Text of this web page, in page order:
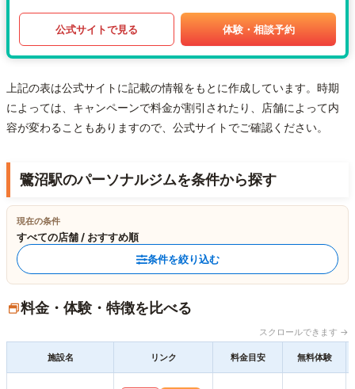
公式サイトで見る 体験・相談予約
上記の表は公式サイトに記載の情報をもとに作成しています。時期
によっては、キャンペーンで料金が割引されたり、店舗によって内
容が変わることもありますので、公式サイトでご確認ください。
鷺沼駅のパーソナルジムを条件から探す
現在の条件
すべての店舗 / おすすめ順
条件を絞り込む
料金・体験・特徴を比べる
スクロールできます →
施設名 リンク 料金目安 無料体験